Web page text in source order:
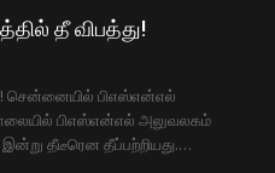
தீ விபத்து!
சென்னையில் பிஎஸ்என்எல்
பிஎஸ்என்எல் அலுவலகம்
தீடீரென தீப்பற்றியது.…